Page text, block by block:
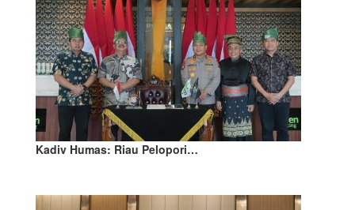
Kadiv Humas: Riau Pelopori…